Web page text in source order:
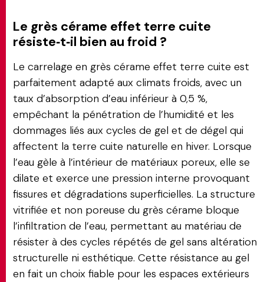
Le grès cérame effet terre cuite
résiste‑t‑il bien au froid ?
Le carrelage en grès cérame effet terre cuite est
parfaitement adapté aux climats froids, avec un
taux d’absorption d’eau inférieur à 0,5 %,
empêchant la pénétration de l’humidité et les
dommages liés aux cycles de gel et de dégel qui
affectent la terre cuite naturelle en hiver. Lorsque
l’eau gèle à l’intérieur de matériaux poreux, elle se
dilate et exerce une pression interne provoquant
fissures et dégradations superficielles. La structure
vitrifiée et non poreuse du grès cérame bloque
l’infiltration de l’eau, permettant au matériau de
résister à des cycles répétés de gel sans altération
structurelle ni esthétique. Cette résistance au gel
en fait un choix fiable pour les espaces extérieurs